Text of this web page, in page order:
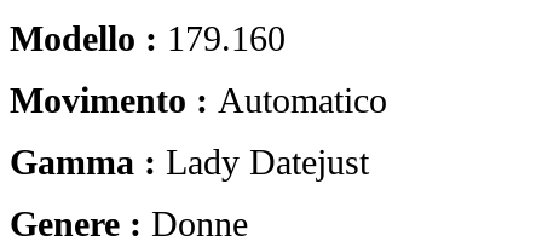
Modello : 179.160
Movimento : Automatico
Gamma : Lady Datejust
Genere : Donne